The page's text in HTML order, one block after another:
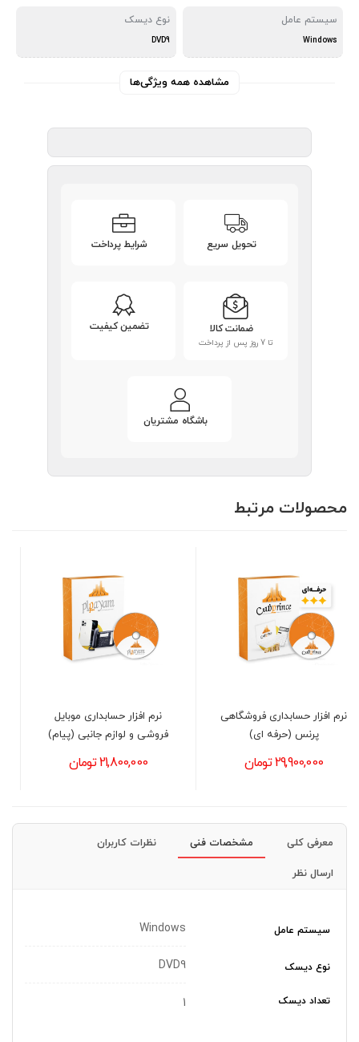
سیستم عامل
Windows
نوع دیسک
DVD9
مشاهده همه ویژگی‌ها
تحویل سریع شرایط پرداخت
ضمانت کالا
تا 7 روز پس از پرداخت
تضمین کیفیت
باشگاه مشتریان
محصولات مرتبط
نرم افزار حسابداری موبایل
فروشی و لوازم جانبی (پیام)
21,800,000 تومان
نرم افزار حسابداری
(پلاک)
35,000,000 تومان
معرفی کلی مشخصات فنی نظرات کاربران
ارسال نظر
سیستم عامل Windows
نوع دیسک DVD9
تعداد دیسک 1